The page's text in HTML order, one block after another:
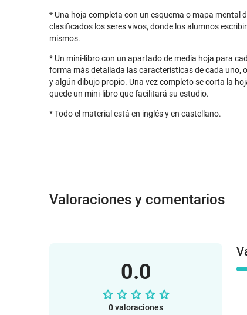
* Una hoja completa con un esquema o mapa mental
clasificados los seres vivos, donde los alumnos
mismos.
* Un mini-libro con un apartado de media hoja para
forma más detallada las características de cada uno,
y algún dibujo propio. Una vez completo se corta la
quede un mini-libro que facilitará su estudio.
* Todo el material está en inglés y en castellano.
Valoraciones y comentarios
0.0
0 valoraciones